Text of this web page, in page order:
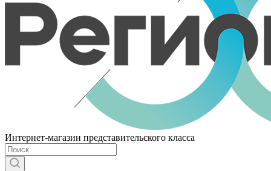
Интернет-магазин представительского класса